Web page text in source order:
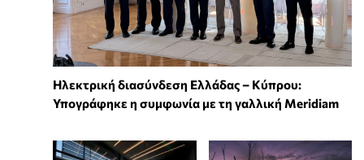
Ηλεκτρική διασύνδεση Ελλάδας – Κύπρου:
Υπογράφηκε η συμφωνία με τη γαλλική Meridiam